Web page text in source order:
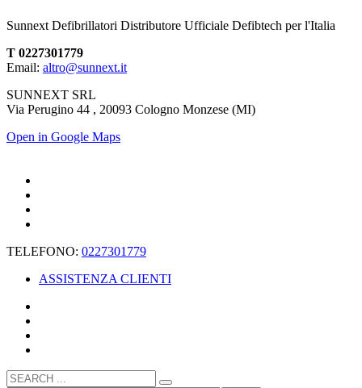
Sunnext Defibrillatori Distributore Ufficiale Defibtech per l'Italia
T 0227301779
Email: altro@sunnext.it
SUNNEXT SRL
Via Perugino 44 , 20093 Cologno Monzese (MI)
Open in Google Maps
TELEFONO: 0227301779
ASSISTENZA CLIENTI